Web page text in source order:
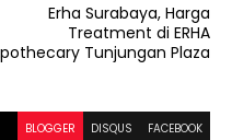
Erha Surabaya, Harga
Treatment di ERHA
Tunjungan Plaza
BLOGGER DISQUS FACEBOOK